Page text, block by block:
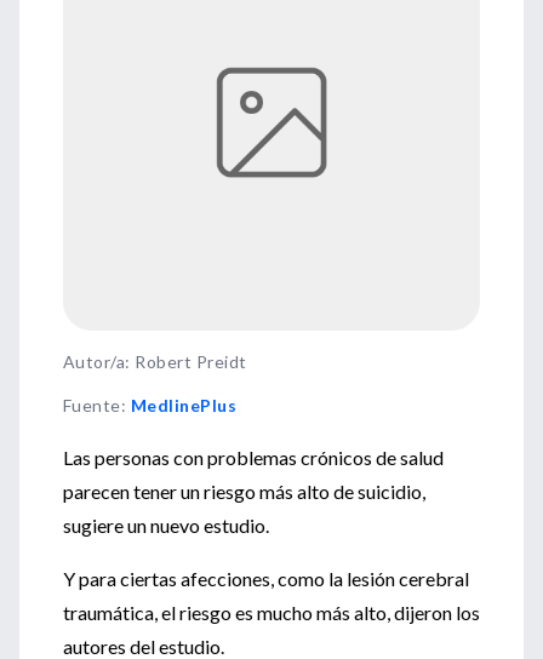
Autor/a: Robert Preidt
Fuente: MedlinePlus
Las personas con problemas crónicos de salud
parecen tener un riesgo más alto de suicidio,
sugiere un nuevo estudio.
Y para ciertas afecciones, como la lesión cerebral
traumática, el riesgo es mucho más alto, dijeron los
autores del estudio.